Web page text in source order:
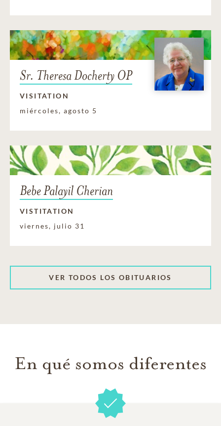
Sr. Theresa Docherty OP
VISITATION
miércoles, agosto 5
Bebe Palayil Cherian
VISTITATION
viernes, julio 31
VER TODOS LOS OBITUARIOS
En qué somos diferentes